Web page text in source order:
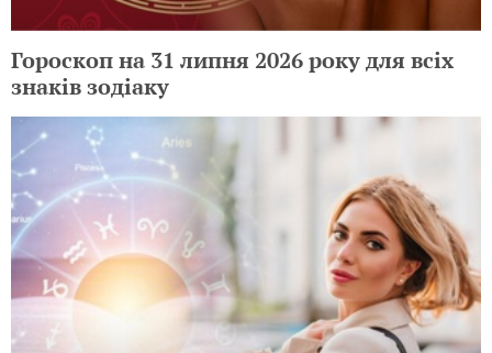
Гороскоп на 31 липня 2026 року для всіх
знаків зодіаку